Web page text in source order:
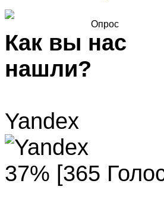
Опрос
Как вы нас
нашли?
Yandex
37% [365